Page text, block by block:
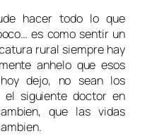
hacer todo lo que
es como sentir un
rural siempre hay
anhelo que esos
dejo, no sean los
el siguiente doctor en
que las vidas